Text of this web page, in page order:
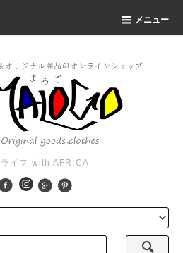
メニュー
イフ with AFRICA